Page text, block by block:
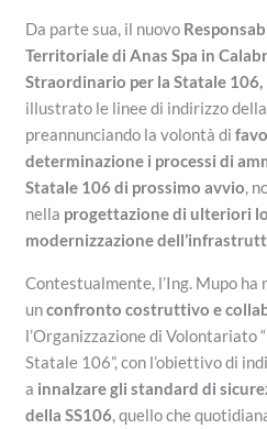
Da parte sua, il nuovo
Territoriale di Anas Spa in
Straordinario per la Statale 106,
illustrato le linee di indirizzo
preannunciando la volontà di
determinazione i processi di
Statale 106 di prossimo avvio,
nella progettazione di ulteriori
modernizzazione
Contestualmente, l’Ing. Mupo
unconfronto costruttivo e
l’Organizzazione di Volontariato
Statale 106”, con l’obiettivo di
a innalzare gli standard di
della SS106, quello che